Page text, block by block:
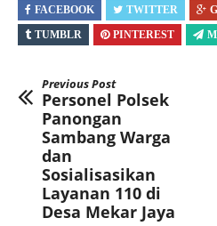
FACEBOOK TWITTER
TUMBLR
PINTEREST
Previous Post
Personel Polsek
Panongan
Sambang Warga
dan
Sosialisasikan
Layanan 110 di
Desa Mekar Jaya